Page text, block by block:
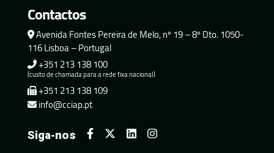
Contactos
Avenida Fontes Pereira de Melo, nº 19 – 8º Dto. 1050-
116 Lisboa – Portugal
+351 213 138 100
(custo de chamada para a rede fixa nacional)
+351 213 138 109
info@cciap.pt
Siga-nos